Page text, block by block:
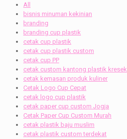
All
bisnis minuman kekinian
branding
branding cup plastik
cetak cup plastik
cetak cup plastik custom
cetak cup PP
cetak custom kantong plastik kresek
cetak kemasan produk kuliner
Cetak Logo Cup Cepat
cetak logo cup plastik
cetak paper cup custom Jogja
Cetak Paper Cup Custom Murah
cetak plastik baju muslim
cetak plastik custom terdekat